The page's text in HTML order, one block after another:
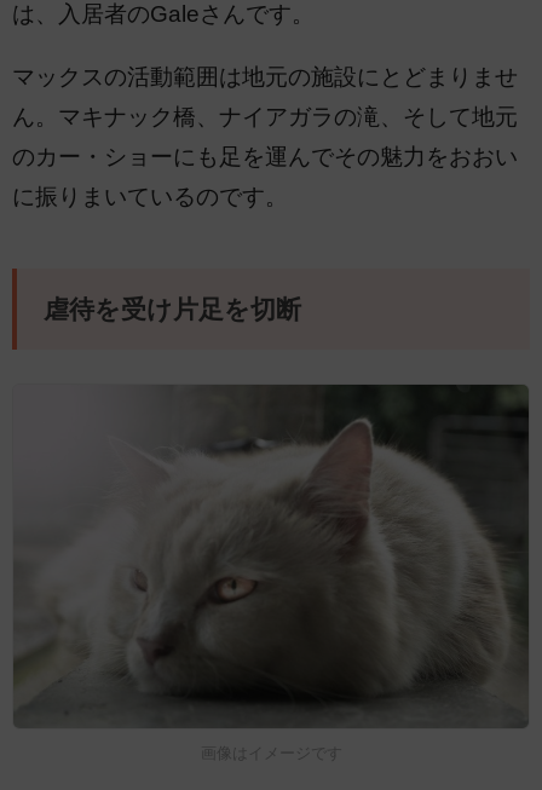
は、入居者のGaleさんです。
マックスの活動範囲は地元の施設にとどまりませ
ん。マキナック橋、ナイアガラの滝、そして地元
のカー・ショーにも足を運んでその魅力をおおい
に振りまいているのです。
虐待を受け片足を切断
画像はイメージです